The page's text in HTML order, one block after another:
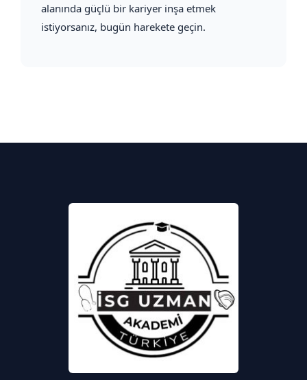
alanında güçlü bir kariyer inşa etmek
istiyorsanız, bugün harekete geçin.